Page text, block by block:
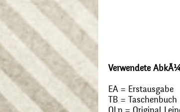
Verwendete
EA = Erstausgabe
TB = Taschenbuch